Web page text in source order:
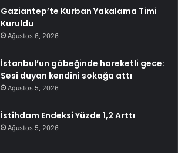
Gaziantep’te Kurban Yakalama Timi
Kuruldu
Ağustos 6, 2026
İstanbul’un göbeğinde hareketli gece:
Sesi duyan kendini sokağa attı
Ağustos 5, 2026
İstihdam Endeksi Yüzde 1,2 Arttı
Ağustos 5, 2026